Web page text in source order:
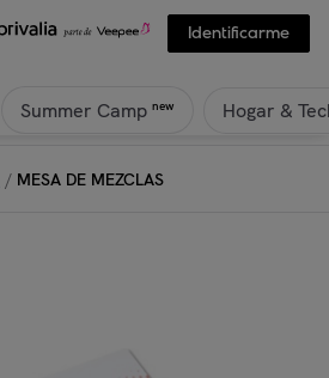
Identificarme
Summer Camp new Hogar &
/ MESA DE MEZCLAS